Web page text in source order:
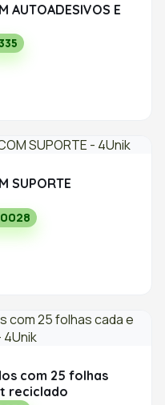
AUTOADESIVOS E
SUPORTE
com 25 folhas
reciclado